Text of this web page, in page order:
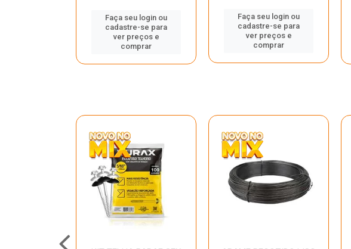
Faça seu login ou
cadastre-se para
ver preços e
comprar
Faça seu login ou
cadastre-se para
ver preços e
comprar